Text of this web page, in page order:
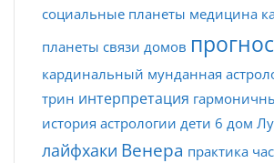
социальные планеты медицина
планеты связи домов
кардинальный мунданная
трин интерпретация
история астрологии дети 6 дом
лайфхаки Венера практика